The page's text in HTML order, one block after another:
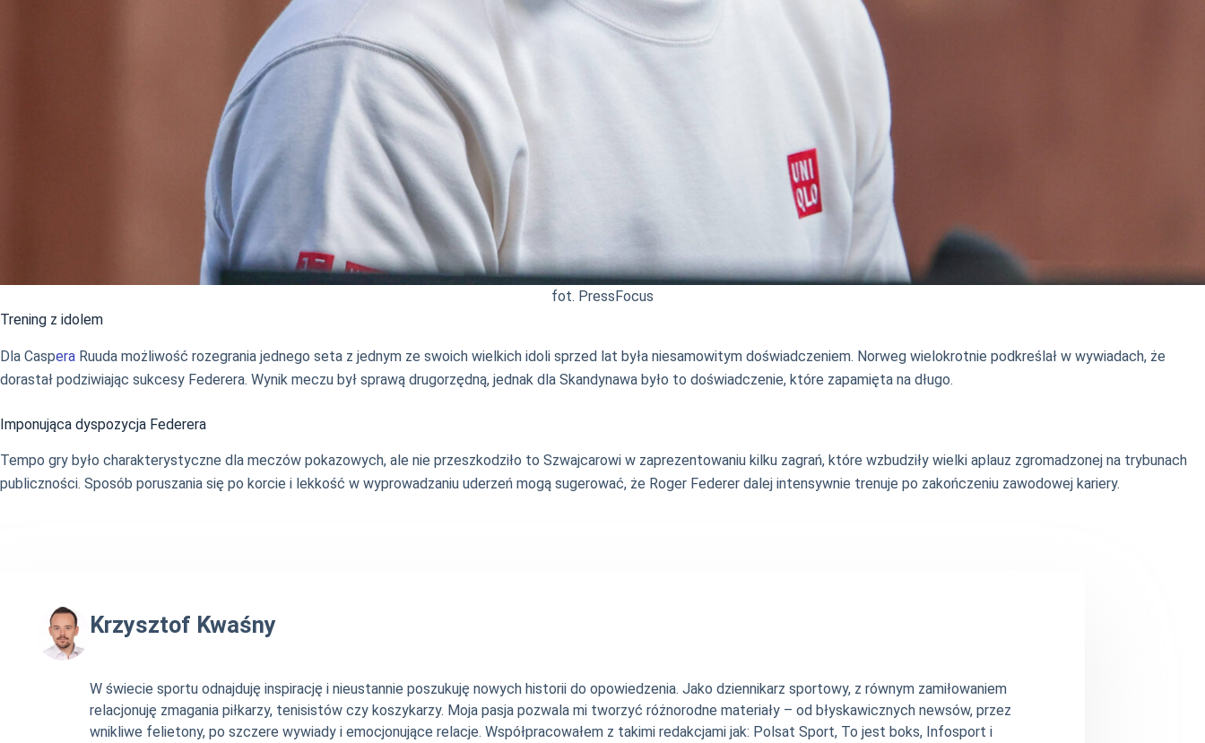
fot. PressFocus
Trening z idolem
Dla Caspera Ruuda możliwość rozegrania jednego seta z jednym ze swoich wielkich idoli sprzed lat była niesamowitym doświadczeniem. Norweg wielokrotnie podkreślał w wywiadach, że
dorastał podziwiając sukcesy Federera. Wynik meczu był sprawą drugorzędną, jednak dla Skandynawa było to doświadczenie, które zapamięta na długo.
Imponująca dyspozycja Federera
Tempo gry było charakterystyczne dla meczów pokazowych, ale nie przeszkodziło to Szwajcarowi w zaprezentowaniu kilku zagrań, które wzbudziły wielki aplauz zgromadzonej na trybunach
publiczności. Sposób poruszania się po korcie i lekkość w wyprowadzaniu uderzeń mogą sugerować, że Roger Federer dalej intensywnie trenuje po zakończeniu zawodowej kariery.
Krzysztof Kwaśny
W świecie sportu odnajduję inspirację i nieustannie poszukuję nowych historii do opowiedzenia. Jako dziennikarz sportowy, z równym zamiłowaniem
relacjonuję zmagania piłkarzy, tenisistów czy koszykarzy. Moja pasja pozwala mi tworzyć różnorodne materiały – od błyskawicznych newsów, przez
wnikliwe felietony, po szczere wywiady i emocjonujące relacje. Współpracowałem z takimi redakcjami jak: Polsat Sport, To jest boks, Infosport i